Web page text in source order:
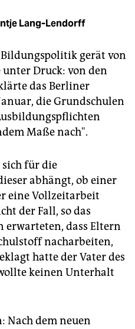
Lang-Lendorff
Bildungspolitik gerät von
Druck: von den
das Berliner
die Grundschulen
Maße nach".
sich für die
abhängt, ob einer
eine Vollzeitarbeit
der Fall, so das
erwarteten, dass Eltern
nacharbeiten,
hatte der Vater des
keinen Unterhalt
Nach dem neuen